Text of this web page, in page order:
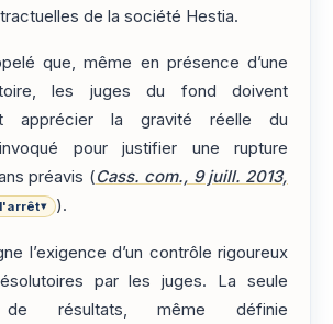
de la société Hestia.
que, même en présence d’une
les juges du fond doivent
apprécier la gravité réelle du
pour justifier une rupture
préavis (Cass. com., 9 juill. 2013,
l'arrêt▾ ).
l’exigence d’un contrôle rigoureux
par les juges. La seule
de résultats, même définie